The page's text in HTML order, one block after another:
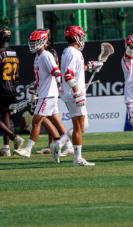
学生生活
留学・国際交流
キャリア
ボランティア
生涯学習・社会連携
入試情報サイト